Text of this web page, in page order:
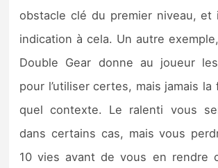
obstacle clé du premier niveau, et
indication à cela. Un autre
Double Gear donne au joueur
pour l’utiliser certes, mais jamais
quel contexte. Le ralenti vous
dans certains cas, mais vous
10 vies avant de vous en rendre